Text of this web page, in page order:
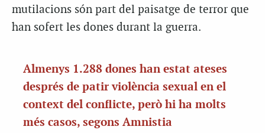
mutilacions són part del paisatge de terror que
han sofert les dones durant la guerra.
Almenys 1.288 dones han estat ateses
després de patir violència sexual en el
context del conflicte, però hi ha molts
més casos, segons Amnistia